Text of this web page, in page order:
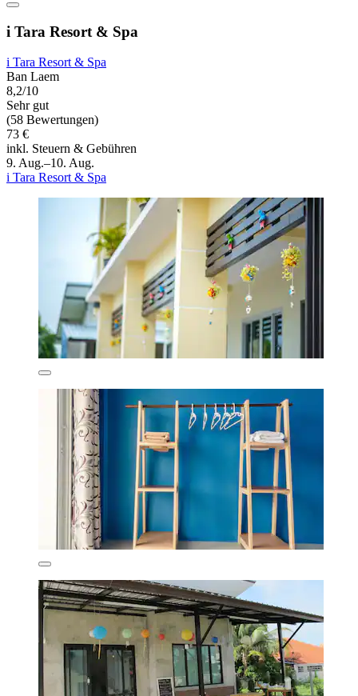
i Tara Resort & Spa
i Tara Resort & Spa
Ban Laem
8,2/10
Sehr gut
(58 Bewertungen)
73 €
inkl. Steuern & Gebühren
9. Aug.–10. Aug.
i Tara Resort & Spa